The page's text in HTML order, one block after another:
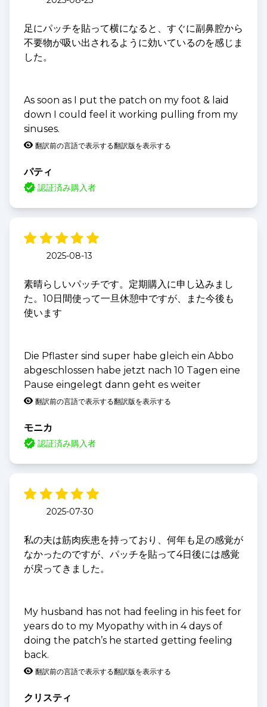
足にパッチを貼って横になると、すぐに副鼻腔から
不要物が吸い出されるように効いているのを感じま
した。
As soon as I put the patch on my foot & laid
down I could feel it working pulling from my
sinuses.
翻訳前の言語で表示する翻訳版を表示する
パティ
認証済み購入者
2025-08-13
素晴らしいパッチです。定期購入に申し込みまし
た。10日間使って一旦休憩中ですが、また今後も
使います
Die Pflaster sind super habe gleich ein Abbo
abgeschlossen habe jetzt nach 10 Tagen eine
Pause eingelegt dann geht es weiter
翻訳前の言語で表示する翻訳版を表示する
モニカ
認証済み購入者
2025-07-30
私の夫は筋肉疾患を持っており、何年も足の感覚が
なかったのですが、パッチを貼って4日後には感覚
が戻ってきました。
My husband has not had feeling in his feet for
years do to my Myopathy with in 4 days of
doing the patch’s he started getting feeling
back.
翻訳前の言語で表示する翻訳版を表示する
クリスティ